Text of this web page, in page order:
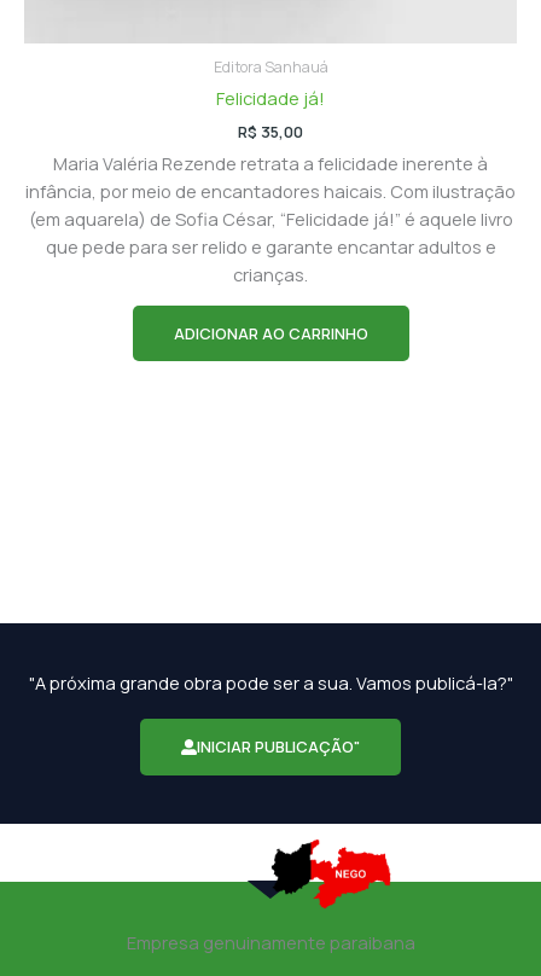
Editora Sanhauá
Felicidade já!
R$ 35,00
Maria Valéria Rezende retrata a felicidade inerente à
infância, por meio de encantadores haicais. Com ilustração
(em aquarela) de Sofia César, “Felicidade já!” é aquele livro
que pede para ser relido e garante encantar adultos e
crianças.
ADICIONAR AO CARRINHO
"A próxima grande obra pode ser a sua. Vamos publicá-la?"
INICIAR PUBLICAÇÃO"
Empresa genuinamente paraibana